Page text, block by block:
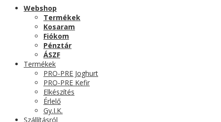
Webshop
Termékek
Kosaram
Fiókom
Pénztár
ÁSZF
Termékek
PRO-PRE Joghurt
PRO-PRE Kefir
Elkészítés
Érlelő
Gy.I.K.
Szállításról